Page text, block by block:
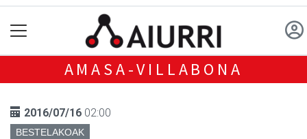
AMASA-VILLABONA
2016/07/16 02:00
BESTELAKOAK